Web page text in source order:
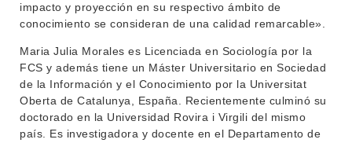
CONTACTO
impacto y proyección en su respectivo ámbito de
conocimiento se consideran de una calidad remarcable».
Maria Julia Morales es Licenciada en Sociología por la
FCS y además tiene un Máster Universitario en Sociedad
de la Información y el Conocimiento por la Universitat
Oberta de Catalunya , España. Recientemente culminó su
doctorado en la Universidad Rovira i Virgili del mismo
país. Es investigadora y docente en el Departamento de